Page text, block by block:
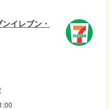
イレブン・